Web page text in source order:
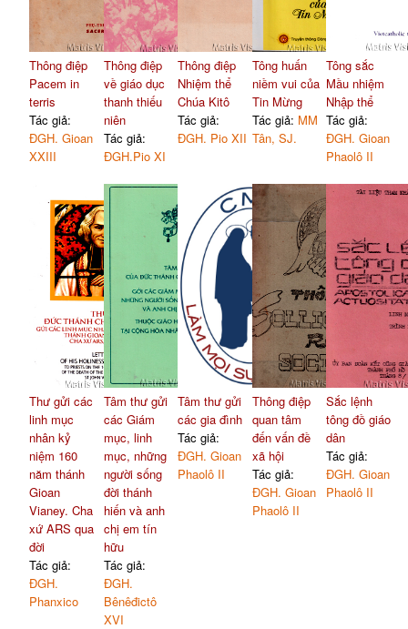
Thông điệp
Pacem in
terris
Tác giả:
ĐGH. Gioan
XXIII
Thông điệp
về giáo dục
thanh thiếu
niên
Tác giả:
ĐGH.Pio XI
Thông điệp
Nhiệm thể
Chúa Kitô
Tác giả:
ĐGH. Pio XII
Tông huấn
niềm vui của
Tin Mừng
Tác giả: MM
Tân, SJ.
Tông sắc
Mầu nhiệm
Nhập thể
Tác giả:
ĐGH. Gioan
Phaolô II
Thư gửi các
linh mục
nhân kỷ
niệm 160
năm thánh
Gioan
Vianey. Cha
xứ ARS qua
đời
Tác giả:
ĐGH.
Phanxico
Tâm thư gửi
các Giám
mục, linh
mục, những
người sống
đời thánh
hiến và anh
chị em tín
hữu
Tác giả:
ĐGH.
Bênêđictô
XVI
Tâm thư gửi
các gia đình
Tác giả:
ĐGH. Gioan
Phaolô II
Thông điệp
quan tâm
đến vấn đề
xã hội
Tác giả:
ĐGH. Gioan
Phaolô II
Sắc lệnh
tông đồ giáo
dân
Tác giả:
ĐGH. Gioan
Phaolô II